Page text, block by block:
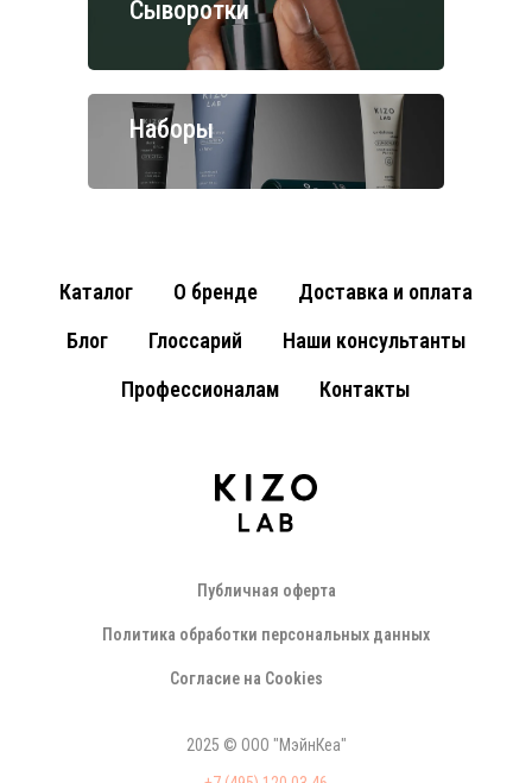
Сыворотки
Наборы
Каталог О бренде
Доставка и оплата
Блог
Глоссарий
Наши консультанты
Профессионалам
Контакты
Публичная оферта
Политика обработки персональных данных
Соглаcие на Cookies
2025 © ООО "МэйнКеа"